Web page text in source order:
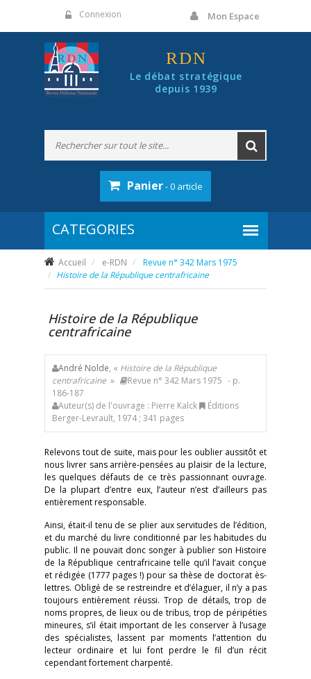
Connexion Mon Espace
RDN
Le débat stratégique
depuis 1939
Panier- 0 article
Accueil e-RDN
Revue n° 342 Mars 1975
Histoire de la République centrafricaine
Histoire de la République
centrafricaine
André Nolde, « Histoire de la République
centrafricaine » Revue n° 342 Mars 1975 - p.
186-187
Auteur(s) de l'ouvrage : Pierre Kalck
Éditions
Berger-Levrault, 1974 ; 341 pages
Relevons tout de suite, mais pour les oublier aussitôt et
nous livrer sans arrière-pensées au plaisir de la lecture,
les quelques défauts de ce très passionnant ouvrage.
De la plupart d’entre eux, l’auteur n’est d’ailleurs pas
entièrement responsable.
Ainsi, était-il tenu de se plier aux servitudes de l’édition,
et du marché du livre conditionné par les habitudes du
public. Il ne pouvait donc songer à publier son Histoire
de la République centrafricaine telle qu’il l’avait conçue
et rédigée (1777 pages !) pour sa thèse de doctorat ès-
lettres. Obligé de se restreindre et d’élaguer, il n’y a pas
toujours entièrement réussi. Trop de détails, trop de
noms propres, de lieux ou de tribus, trop de péripéties
mineures, s’il était important de les conserver à l’usage
des spécialistes, lassent par moments l’attention du
lecteur ordinaire et lui font perdre le fil d’un récit
cependant fortement charpenté.